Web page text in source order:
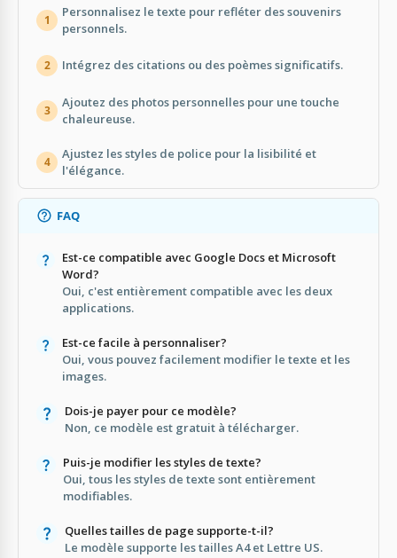
1
Personnalisez le texte pour refléter des souvenirs
personnels.
2 Intégrez des citations ou des poèmes significatifs.
3
Ajoutez des photos personnelles pour une touche
chaleureuse.
4
Ajustez les styles de police pour la lisibilité et
l'élégance.
FAQ
Est-ce compatible avec Google Docs et Microsoft
Word?
Oui, c'est entièrement compatible avec les deux
applications.
Est-ce facile à personnaliser?
Oui, vous pouvez facilement modifier le texte et les
images.
Dois-je payer pour ce modèle?
Non, ce modèle est gratuit à télécharger.
Puis-je modifier les styles de texte?
Oui, tous les styles de texte sont entièrement
modifiables.
Quelles tailles de page supporte-t-il?
Le modèle supporte les tailles A4 et Lettre US.